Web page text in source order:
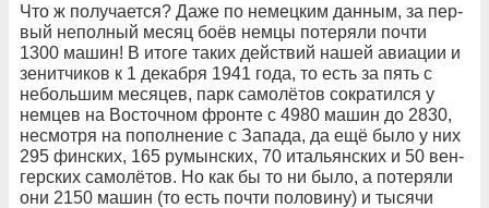
Что ж получается? Даже по немецким данным, за пер­
вый неполный месяц боёв немцы потеряли почти
1300 ма­шин! В итоге таких действий нашей авиации и
зенитчиков к 1 декабря 1941 года, то есть за пять с
небольшим месяцев, парк самолётов сократился у
немцев на Восточном фронте с 4980 машин до 2830,
несмотря на пополнение с Запада, да ещё было у них
295 финских, 165 румынских, 70 итальянских и 50 вен­
герских самолётов. Но как бы то ни было, а потеряли
они 2150 машин (то есть почти половину) и тысячи